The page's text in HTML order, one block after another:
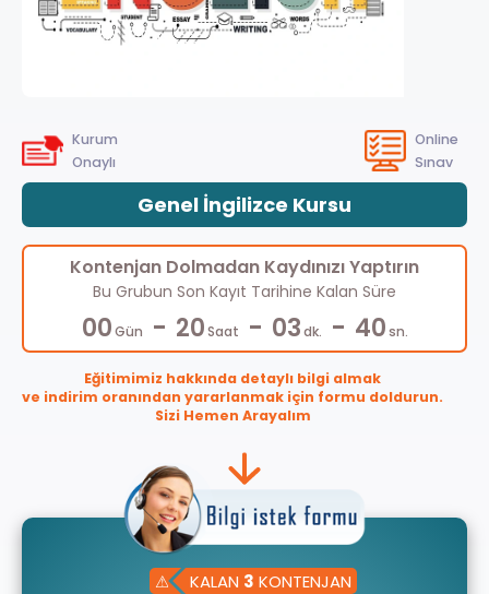
Kurum
Onaylı
Online
Sınav
Genel İngilizce Kursu
Kontenjan Dolmadan Kaydınızı Yaptırın
Bu Grubun Son Kayıt Tarihine Kalan Süre
00 Gün - 20 Saat - 03 dk. - 39 sn.
Eğitimimiz hakkında detaylı bilgi almak
ve indirim oranından yararlanmak için formu doldurun.
Sizi Hemen Arayalım
⚠ KALAN 3 KONTENJAN